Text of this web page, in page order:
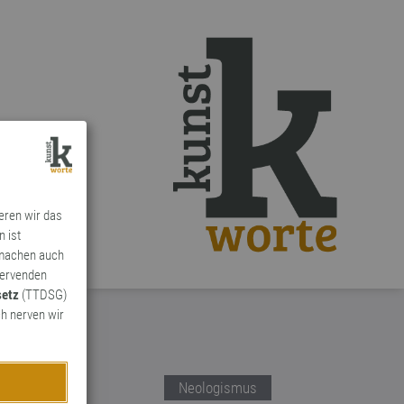
wir das
ist
auch
(TTDSG)
nerven wir
Neologismus